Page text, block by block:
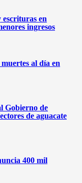
en
ingresos
al día en
Gobierno de
de aguacate
400 mil